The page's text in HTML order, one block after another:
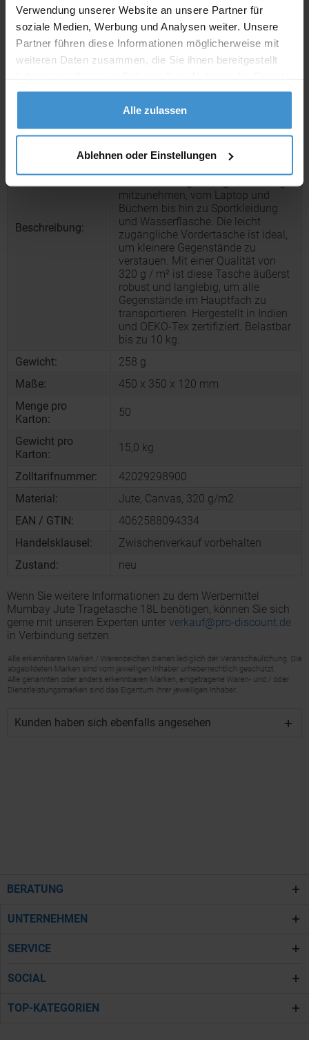
Verwendung unserer Website an unsere Partner für
soziale Medien, Werbung und Analysen weiter. Unsere
Partner führen diese Informationen möglicherweise mit
weiteren Daten zusammen, die Sie ihnen bereitgestellt
gesammelt haben.
Alle zulassen
Ablehnen oder Einstellungen
Muster bestellen
Produktinformationen zu diesem Werbeartikel
Artikelname:
Mumbay Jute Tragetasche 18L
Beschreibung:
Diese Tragetasche ist aus einer
Kombination aus hochwertiger
sie sehr strapazierfähig macht. Das
mitzunehmen, vom Laptop und
Büchern bis hin zu Sportkleidung
und Wasserflasche. Die leicht
zugängliche Vordertasche ist ideal,
um kleinere Gegenstände zu
verstauen. Mit einer Qualität von
320 g / m² ist diese Tasche äußerst
robust und langlebig, um alle
Gegenstände im Hauptfach zu
transportieren. Hergestellt in Indien
und OEKO-Tex zertifiziert. Belastbar
bis zu 10 kg.
Gewicht:
258 g
Maße:
450 x 350 x 120 mm
Menge pro
Karton:
50
Gewicht pro
Karton:
15,0 kg
Zolltarifnummer:
42029298900
Material:
Jute, Canvas, 320 g/m2
EAN / GTIN:
4062588094334
Handelsklausel:
Zwischenverkauf vorbehalten
Zustand:
neu
Wenn Sie weitere Informationen zu dem Werbemittel
Mumbay Jute Tragetasche 18L benötigen, können Sie sich
gerne mit unseren Experten unter verkauf@pro-discount.de
in Verbindung setzen.
Kunden haben sich ebenfalls angesehen
BERATUNG
UNTERNEHMEN
SERVICE
SOCIAL
TOP-KATEGORIEN